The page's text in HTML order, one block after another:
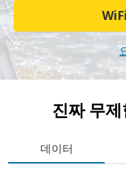
진짜 무
데이터